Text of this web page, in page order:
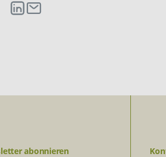
abonnieren